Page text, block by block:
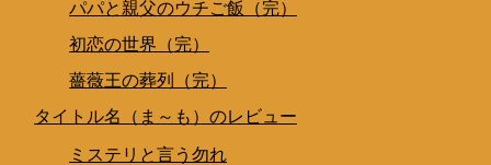
パパと親父のウチご飯（完）
初恋の世界（完）
薔薇王の葬列（完）
タイトル名（ま～も）のレビュー
ミステリと言う勿れ